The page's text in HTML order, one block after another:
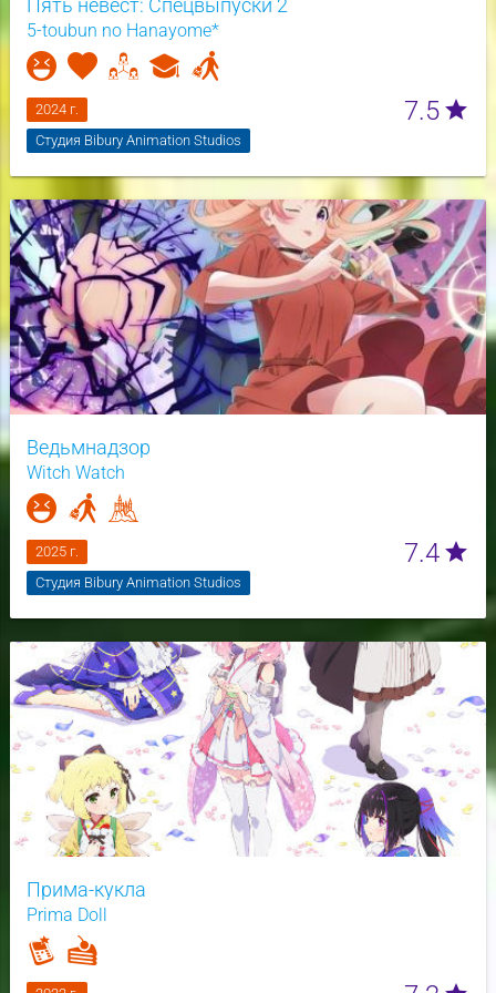
Пять невест: Спецвыпуски 2
5-toubun no Hanayome*
7.5 star
2024 г.
Студия Bibury Animation Studios
Ведьмнадзор
Witch Watch
7.4 star
2025 г.
Студия Bibury Animation Studios
Прима-кукла
Prima Doll